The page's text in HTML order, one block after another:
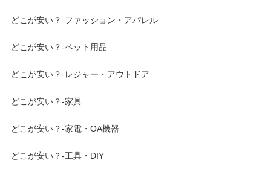
どこが安い？-ファッション・アパレル
どこが安い？-ペット用品
どこが安い？-レジャー・アウトドア
どこが安い？-家具
どこが安い？-家電・OA機器
どこが安い？-工具・DIY